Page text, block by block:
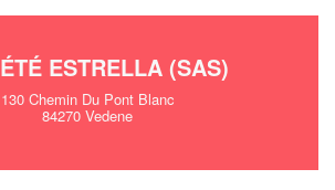
ESTRELLA (SAS)
130 Chemin Du Pont Blanc
84270 Vedene